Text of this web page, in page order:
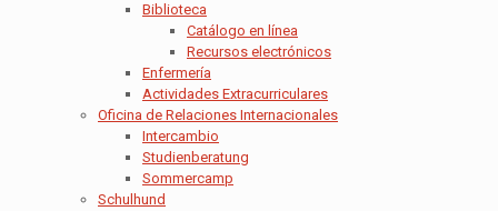
Biblioteca
Catálogo en línea
Recursos electrónicos
Enfermería
Actividades Extracurriculares
Oficina de Relaciones Internacionales
Intercambio
Studienberatung
Sommercamp
Schulhund